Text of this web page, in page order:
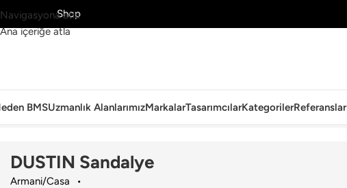
Navigasyona atla
Ana içeriğe atla
KeşfetShop
BMSUzmanlık AlanlarımızMarkalarTasarımcılarKategorilerReferanslar
Ana Sayfa›Ev›Sandalye›Armani/Casa› DUSTIN Sandalye
DUSTIN Sandalye
Armani/Casa